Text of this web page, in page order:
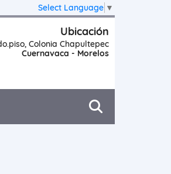
Select Language ▼
Ubicación
Colonia Chapultepec
Cuernavaca - Morelos